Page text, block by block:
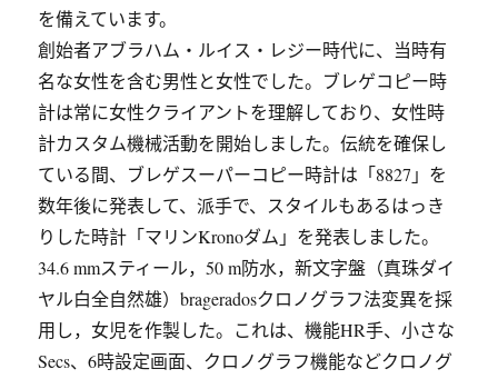
を備えています。
創始者アブラハム・ルイス・レジー時代に、当時有
名な女性を含む男性と女性でした。ブレゲコピー時
計は常に女性クライアントを理解しており、女性時
計カスタム機械活動を開始しました。伝統を確保し
ている間、ブレゲスーパーコピー時計は「8827」を
数年後に発表して、派手で、スタイルもあるはっき
りした時計「マリンKronoダム」を発表しました。
34.6 mmスティール，50 m防水，新文字盤（真珠ダイ
ヤル白全自然雄）brageradosクロノグラフ法変異を採
用し，女児を作製した。これは、機能HR手、小さな
Secs、6時設定画面、クロノグラフ機能などクロノグ